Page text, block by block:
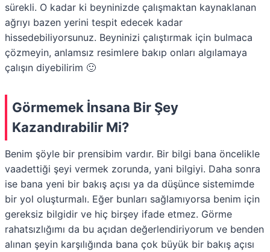
sürekli. O kadar ki beyninizde çalışmaktan kaynaklanan
ağrıyı bazen yerini tespit edecek kadar
hissedebiliyorsunuz. Beyninizi çalıştırmak için bulmaca
çözmeyin, anlamsız resimlere bakıp onları algılamaya
çalışın diyebilirim 🙂
Görmemek İnsana Bir Şey
Kazandırabilir Mi?
Benim şöyle bir prensibim vardır. Bir bilgi bana öncelikle
vaadettiği şeyi vermek zorunda, yani bilgiyi. Daha sonra
ise bana yeni bir bakış açısı ya da düşünce sistemimde
bir yol oluşturmalı. Eğer bunları sağlamıyorsa benim için
gereksiz bilgidir ve hiç birşey ifade etmez. Görme
rahatsızlığımı da bu açıdan değerlendiriyorum ve benden
alınan şeyin karşılığında bana çok büyük bir bakış açısı